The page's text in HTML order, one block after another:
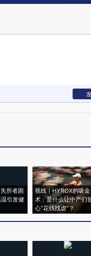
所者困
引发健
视线｜HYROX的吸金
术：是什么让中产们
心“花钱找虐”？